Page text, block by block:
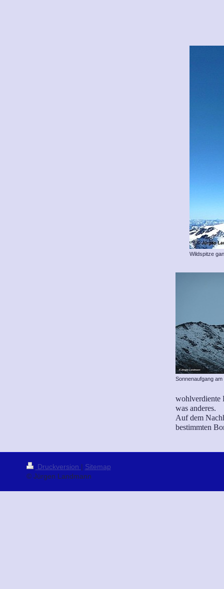
Wildspitze
Sonnenaufgang
wohlverdiente
was anderes.
Auf dem
bestimmten
Druckversion | Sitemap
© Jürgen Landmann